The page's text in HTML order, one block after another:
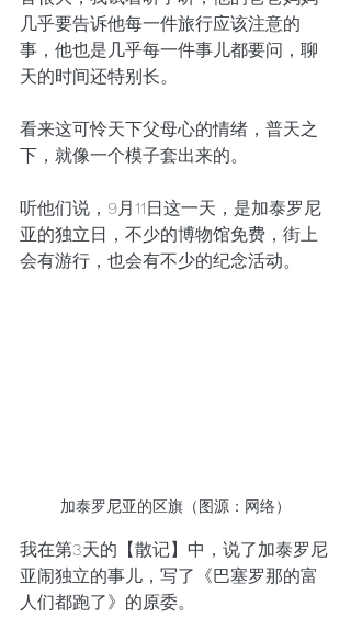
几乎要告诉他每一件旅行应该注意的
事，他也是几乎每一件事儿都要问，聊
天的时间还特别长。
看来这可怜天下父母心的情绪，普天之
下，就像一个模子套出来的。
听他们说，9月11日这一天，是加泰罗尼
亚的独立日，不少的博物馆免费，街上
会有游行，也会有不少的纪念活动。
加泰罗尼亚的区旗（图源：网络）
我在第3天的【散记】中，说了加泰罗尼
亚闹独立的事儿，写了《巴塞罗那的富
人们都跑了》的原委。